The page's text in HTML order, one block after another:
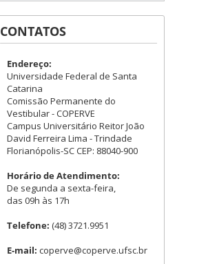
CONTATOS
Endereço:
Universidade Federal de Santa
Catarina
Comissão Permanente do
Vestibular - COPERVE
Campus Universitário Reitor João
David Ferreira Lima - Trindade
Florianópolis-SC CEP: 88040-900
Horário de Atendimento:
De segunda a sexta-feira,
das 09h às 17h
Telefone: (48) 3721.9951
E-mail: coperve@coperve.ufsc.br